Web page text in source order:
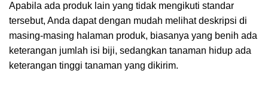
Apabila ada produk lain yang tidak mengikuti standar
tersebut, Anda dapat dengan mudah melihat deskripsi di
masing-masing halaman produk, biasanya yang benih ada
keterangan jumlah isi biji, sedangkan tanaman hidup ada
keterangan tinggi tanaman yang dikirim.